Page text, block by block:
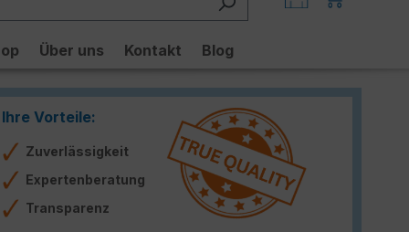
Über uns Kontakt Blog
Ihre Vorteile:
Zuverlässigkeit
Expertenberatung
Transparenz